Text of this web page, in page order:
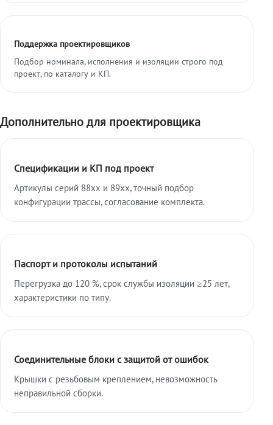
Поддержка проектировщиков
Подбор номинала, исполнения и изоляции строго под
проект, по каталогу и КП.
Дополнительно для проектировщика
Спецификации и КП под проект
Артикулы серий 88xx и 89xx, точный подбор
конфигурации трассы, согласование комплекта.
Паспорт и протоколы испытаний
Перегрузка до 120 %, срок службы изоляции ≥25 лет,
характеристики по типу.
Соединительные блоки с защитой от ошибок
Крышки с резьбовым креплением, невозможность
неправильной сборки.